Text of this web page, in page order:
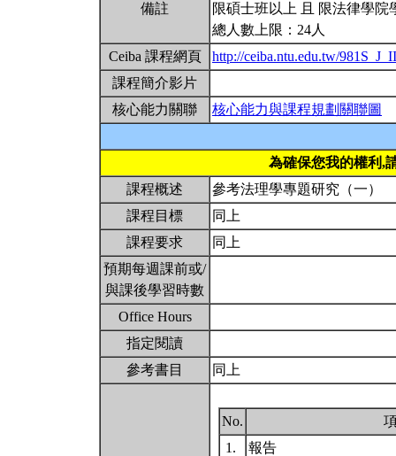
備註
限碩士班以上 且 限法律學院
總人數上限：24人
Ceiba 課程網頁
http://ceiba.ntu.edu.tw/981S_J_II
課程簡介影片
核心能力關聯
核心能力與課程規劃關聯圖
為確保您我的權利,
課程概述
參考法理學專題研究（一）
課程目標
同上
課程要求
同上
預期每週課前或/
與課後學習時數
Office Hours
指定閱讀
參考書目
同上
No.
1.
報告